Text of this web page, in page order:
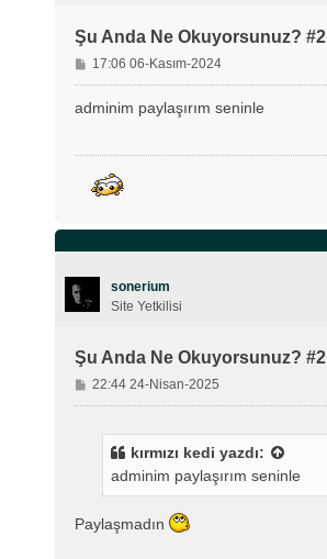
Şu Anda Ne Okuyorsunuz? #2
M
e
s
17:06 06-Kasım-2024
adminim paylaşırım seninle
sonerium
Site Yetkilisi
Şu Anda Ne Okuyorsunuz? #2
M
e
22:44 24-Nisan-2025
kırmızı kedi yazdı:
adminim paylaşırım seninle
Paylaşmadın